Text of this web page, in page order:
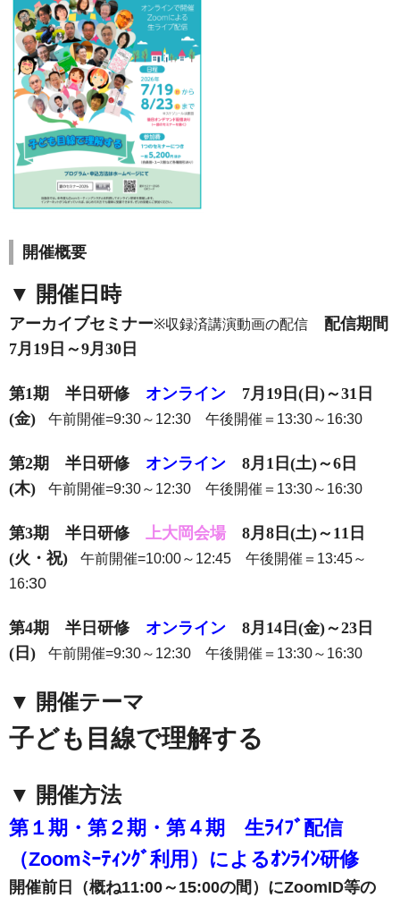
開催概要
▼ 開催日時
アーカイブセミナー※収録済講演動画の配信 配信期間
7月19日～9月30日
第1期 半日研修 オンライン 7月19日(日)～31日
(金)
午前開催=9:30～12:30 午後開催＝13:30～16:30
第2期 半日研修 オンライン 8月1日(土)～6日
(木)
午前開催=9:30～12:30 午後開催＝13:30～16:30
第3期 半日研修 上大岡会場8月8日(土)～11日
(火・祝)
午前開催=10:00～12:45 午後開催＝13:45～
16:30
第4期 半日研修 オンライン 8月14日(金)～23日
( 日) 午前開催=9:30～12:30 午後開催＝13:30～16:30
▼ 開催テーマ
子ども目線で理解する
▼ 開催方法
第１期・第２期・第４期 生ﾗｲﾌﾞ配信
（Zoomﾐｰﾃｨﾝｸﾞ利用）によるｵﾝﾗｲﾝ研修
開催前日（概ね11:00～15:00の間）にZoomID等の